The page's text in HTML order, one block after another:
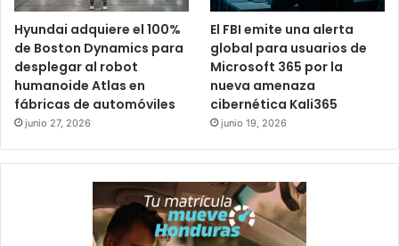
Hyundai adquiere el 100%
de Boston Dynamics para
desplegar al robot
humanoide Atlas en
fábricas de automóviles
junio 27, 2026
El FBI emite una alerta
global para usuarios de
Microsoft 365 por la
nueva amenaza
cibernética Kali365
junio 19, 2026